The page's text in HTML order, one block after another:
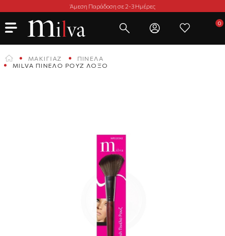
Άμεση Παράδοση σε 2-3 Ημέρες
ΜΑΚΙΓΙΆΖ
ΠΙΝΈΛΑ
MILVA ΠΙΝΕΛΟ ΡΟΥΖ ΛΟΞΌ